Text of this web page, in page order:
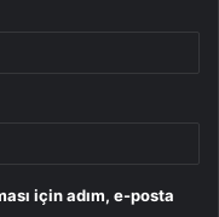
için adım, e-posta